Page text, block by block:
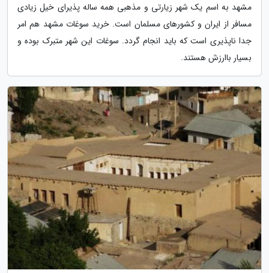
مشهد به اسم یک شهر زیارتی و مذهبی همه ساله پذیرای خیل زیادی
مسافر از ایران و کشورهای مسلمان است. خرید سوغات مشهد هم امر
جدا ناپذیری است که باید انجام گردد. سوغات این شهر متبرک بوده و
بسیار باارزش هستند.